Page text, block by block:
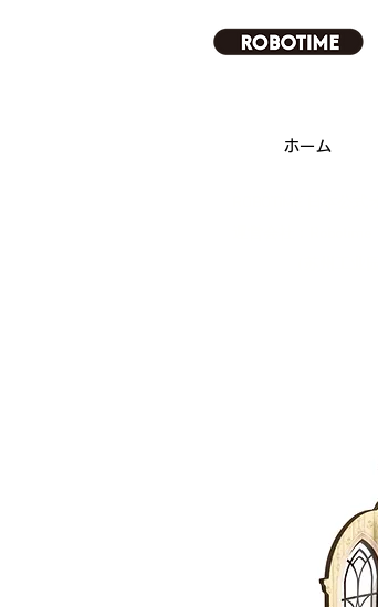
ホーム